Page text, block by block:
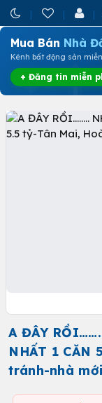
Mua Bán Nhà
Kênh bất động sản
+ Đăng tin miễn
A ĐÂY
NHẤT 1 CĂN
tránh-nhà mới